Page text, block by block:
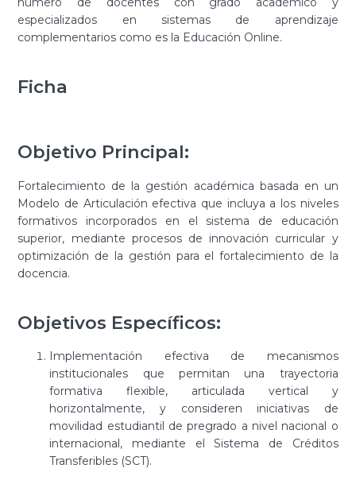
especializados en sistemas de aprendizaje
complementarios como es la Educación Online.
Ficha
Objetivo Principal:
Fortalecimiento de la gestión académica basada en un
Modelo de Articulación efectiva que incluya a los niveles
formativos incorporados en el sistema de educación
superior, mediante procesos de innovación curricular y
optimización de la gestión para el fortalecimiento de la
docencia.
Objetivos Específicos:
Implementación efectiva de mecanismos
institucionales que permitan una trayectoria
formativa flexible, articulada vertical y
horizontalmente, y consideren iniciativas de
movilidad estudiantil de pregrado a nivel nacional o
internacional, mediante el Sistema de Créditos
Transferibles (SCT).